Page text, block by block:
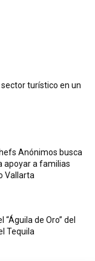
turístico en un
Anónimos busca
apoyar a familias
Vallarta
de Oro” del
Tequila